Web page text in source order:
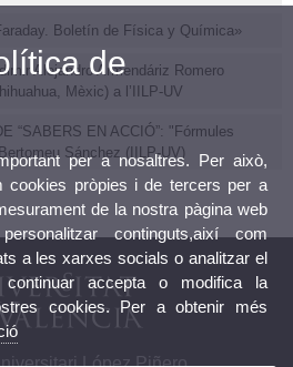
Boletín de Física y Química»
Alejandro Armendáriz Romero
Mèxic) a l’IILP-UV
“SABERS EN ACCIÓ”: "Fórmules
Sánchez (IILP-UV)
de
per a nosaltres. Per això,
cookies pròpies i de tercers per a
de la nostra pàgina web
continguts,així com
a les xarxes socials o analitzar el
accepta o modifica la
cookies. Per a obtenir més